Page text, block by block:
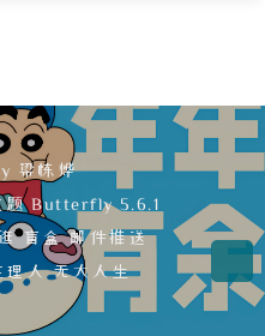
梁栋烨
题Butterfly 5.6.1
盲盒 邮件推送
理人 无大人生